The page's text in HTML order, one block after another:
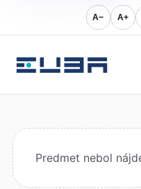
A− A+
Predmet nebol